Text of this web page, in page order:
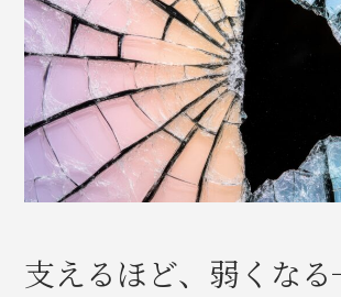
支えるほど、弱くな